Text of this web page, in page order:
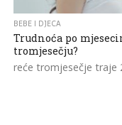
BEBE I DJECA
Trudnoća po
tromjesečju?
reće tromjesečje traje